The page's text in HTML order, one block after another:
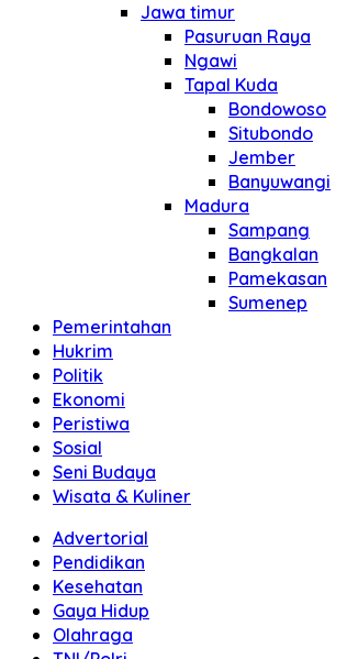
Jawa timur
Pasuruan Raya
Ngawi
Tapal Kuda
Bondowoso
Situbondo
Jember
Banyuwangi
Madura
Sampang
Bangkalan
Pamekasan
Sumenep
Pemerintahan
Hukrim
Politik
Ekonomi
Peristiwa
Sosial
Seni Budaya
Wisata & Kuliner
Advertorial
Pendidikan
Kesehatan
Gaya Hidup
Olahraga